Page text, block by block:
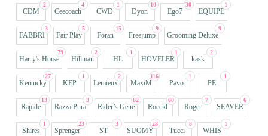
2
CDM
4
Ceecoach
1
CWD
10
Dyon
30
Ego7
1
EQUIPE
3
FABBRI
5
Fair Play
15
Foran
9
Freejump
9
Grooming Deluxe
79
Harry's Horse
2
Hillman
1
HL
1
HÖVELER
2
kask
27
Kentucky
1
KEP
2
Lemieux
116
MaxiM
1
Pavo
1
PE
13
Rapide
3
Razza Pura
82
Rider’s Gene
60
Roeckl
7
Roger
6
SEAVER
1
Shires
23
Sprenger
3
ST
28
SUOMY
8
Tucci
1
WHIS